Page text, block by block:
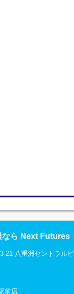
ら Next Futures
21 八重洲セントラル
前店